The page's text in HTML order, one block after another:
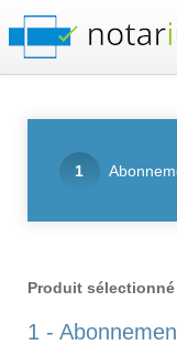
1
Produit
1 -